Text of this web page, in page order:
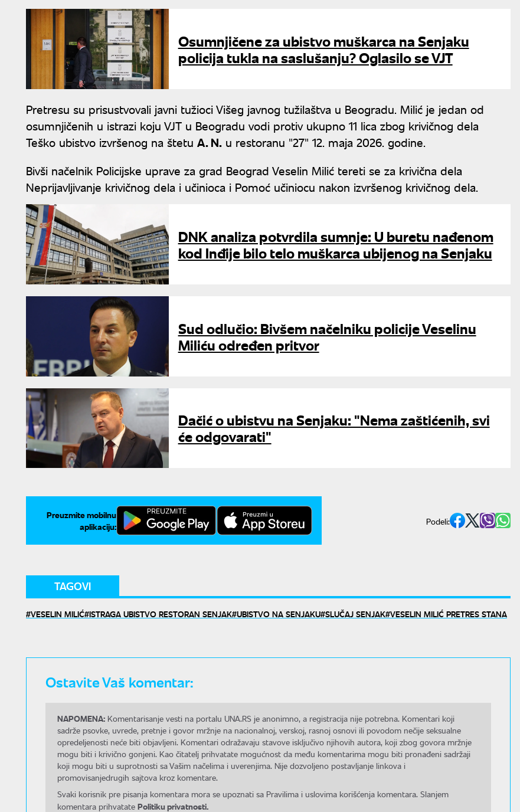
Osumnjičene za ubistvo muškarca na Senjaku
policija tukla na saslušanju? Oglasilo se VJT
Pretresu su prisustvovali javni tužioci Višeg javnog tužilaštva u Beogradu. Milić je jedan od
osumnjičenih u istrazi koju VJT u Beogradu vodi protiv ukupno 11 lica zbog krivičnog dela
Teško ubistvo izvršenog na štetu A. N. u restoranu "27" 12. maja 2026. godine.
Bivši načelnik Policijske uprave za grad Beograd Veselin Milić tereti se za krivična dela
Neprijavljivanje krivičnog dela i učinioca i Pomoć učiniocu nakon izvršenog krivičnog dela.
DNK analiza potvrdila sumnje: U buretu nađenom
kod Inđije bilo telo muškarca ubijenog na Senjaku
Sud odlučio: Bivšem načelniku policije Veselinu
Miliću određen pritvor
Dačić o ubistvu na Senjaku: "Nema zaštićenih, svi
će odgovarati"
Preuzmite mobilnu
aplikaciju:
Podeli:
TAGOVI
VESELIN MILIĆ ISTRAGA UBISTVO RESTORAN SENJAK UBISTVO NA SENJAKU SLUČAJ SENJAK VESELIN MILIĆ PRETRES STANA
Ostavite Vaš komentar:
NAPOMENA: Komentarisanje vesti na portalu UNA.RS je anonimno, a registracija nije potrebna. Komentari koji
sadrže psovke, uvrede, pretnje i govor mržnje na nacionalnoj, verskoj, rasnoj osnovi ili povodom nečije seksualne
opredeljenosti neće biti objavljeni. Komentari odražavaju stavove isključivo njihovih autora, koji zbog govora mržnje
mogu biti i krivično gonjeni. Kao čitatelj prihvatate mogućnost da među komentarima mogu biti pronađeni sadržaji
koji mogu biti u suprotnosti sa Vašim načelima i uverenjima. Nije dozvoljeno postavljanje linkova i
promovisanjedrugih sajtova kroz komentare.
Svaki korisnik pre pisanja komentara mora se upoznati sa Pravilima i uslovima korišćenja komentara. Slanjem
komentara prihvatate Politiku privatnosti.